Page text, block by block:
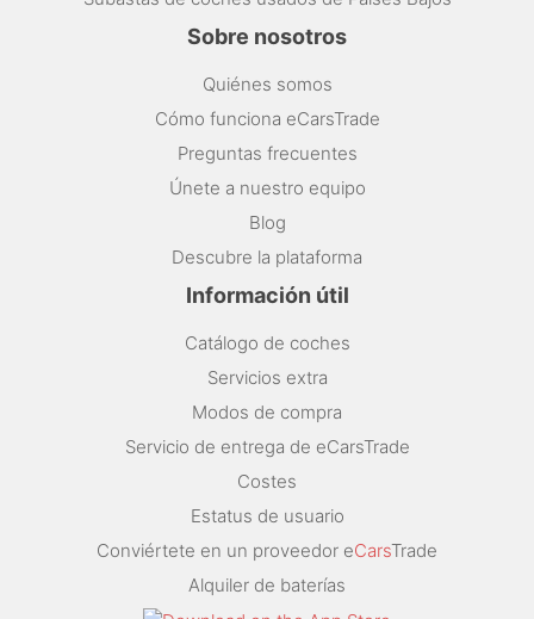
Sobre nosotros
Quiénes somos
Cómo funciona eCarsTrade
Preguntas frecuentes
Únete a nuestro equipo
Blog
Descubre la plataforma
Información útil
Catálogo de coches
Servicios extra
Modos de compra
Servicio de entrega de eCarsTrade
Costes
Estatus de usuario
Conviértete en un proveedor eCarsTrade
Alquiler de baterías